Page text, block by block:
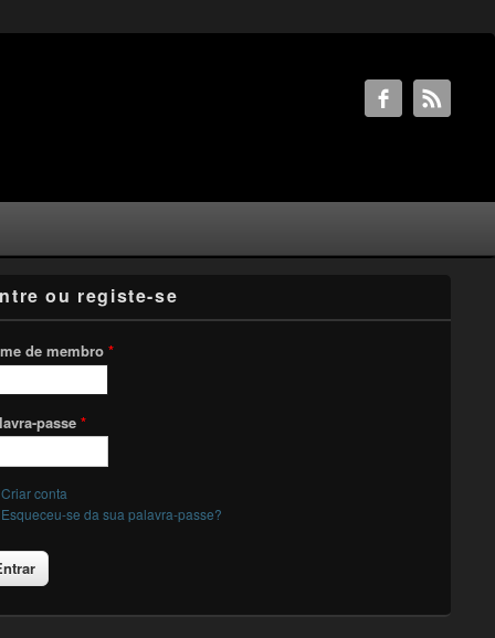
ou registe-se
de membro *
passe *
Criar conta
Esqueceu-se da sua palavra-passe?